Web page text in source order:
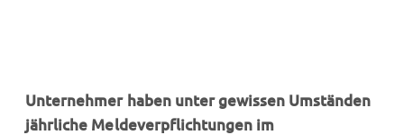
Unternehmer haben unter gewissen Umständen
jährliche Meldeverpflichtungen im